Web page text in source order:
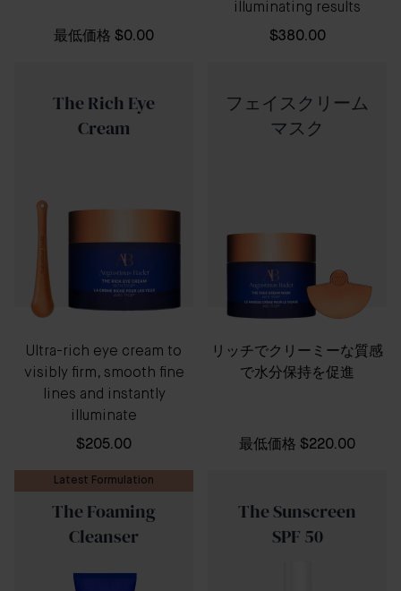
最低価格 $0.00
illuminating results
$380.00
The Rich Eye
Cream
Ultra-rich eye cream to
visibly firm, smooth fine
lines and instantly
illuminate
$205.00
フェイスクリーム
マスク
リッチでクリーミーな質感
で水分保持を促進
最低価格 $220.00
Latest Formulation
The Foaming
Cleanser
The Sunscreen
SPF 50